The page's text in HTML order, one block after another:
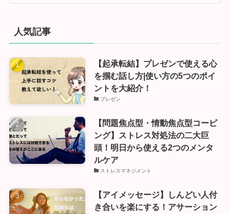
人気記事
【起承転結】プレゼンで使える心
を掴む話し方|使い方の5つのポイ
ントを大紹介！
プレゼン
【問題焦点型・情動焦点型コーピ
ング】ストレス対処法の二大巨
頭！明日から使える2つのメンタ
ルケア
ストレスマネジメント
【アイメッセージ】しんどい人付
き合いを楽にする！アサーション